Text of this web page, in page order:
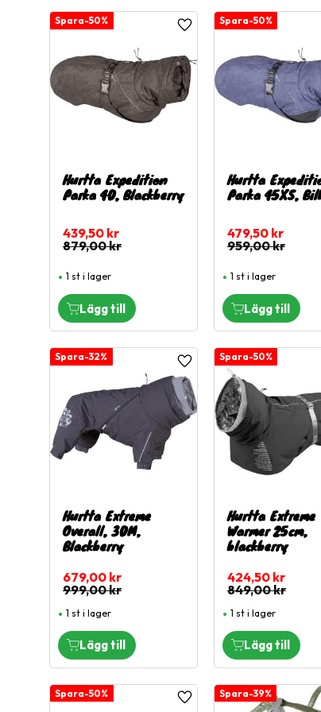
Hurtta Expedition
Parka 40, Blackberry
439,50 kr
879,00kr
50%
Lägg till i favoriter
1 st i lager
Hurtta
Parka 45XS,
479,50kr
959,00kr
50%
1 st i lager
Hurtta Extreme
Overall, 30M,
Blackberry
679,00 kr
999,00kr
32%
Lägg till i favoriter
1 st i lager
Hurtta Extreme
Warmer 25cm,
blackberry
424,50kr
849,00kr
50%
1 st i lager
50%
Lägg till i favoriter
39%